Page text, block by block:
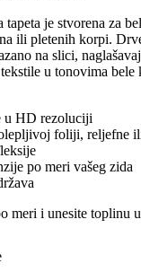
tapeta je stvorena za
ili pletenih korpi.
na slici,
u tonovima bele
u HD rezoluciji
foliji, reljefne
po meri vašeg zida
meri i unesite toplinu